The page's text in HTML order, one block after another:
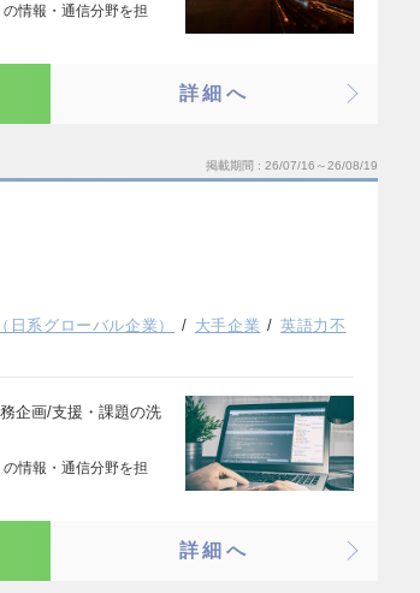
情報・通信分野を担
詳細へ
掲載期間 26/07/16～26/08/19
日系グローバル企業） 大手企業
英語力不
企画/支援・課題の洗
情報・通信分野を担
詳細へ